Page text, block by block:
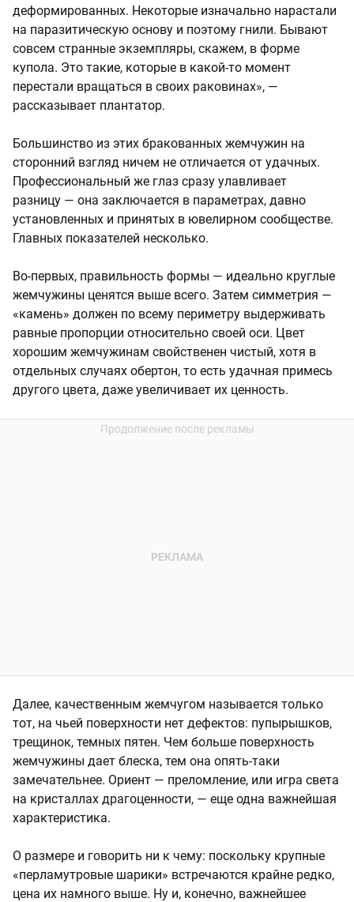
деформированных. Некоторые изначально нарастали
на паразитическую основу и поэтому гнили. Бывают
совсем странные экземпляры, скажем, в форме
купола. Это такие, которые в какой-то момент
перестали вращаться в своих раковинах», —
рассказывает плантатор.
Большинство из этих бракованных жемчужин на
сторонний взгляд ничем не отличается от удачных.
Профессиональный же глаз сразу улавливает
разницу — она заключается в параметрах, давно
установленных и принятых в ювелирном сообществе.
Главных показателей несколько.
Во-первых, правильность формы — идеально круглые
жемчужины ценятся выше всего. Затем симметрия —
«камень» должен по всему периметру выдерживать
равные пропорции относительно своей оси. Цвет
хорошим жемчужинам свойственен чистый, хотя в
отдельных случаях обертон, то есть удачная примесь
другого цвета, даже увеличивает их ценность.
Далее, качественным жемчугом называется только
тот, на чьей поверхности нет дефектов: пупырышков,
трещинок, темных пятен. Чем больше поверхность
жемчужины дает блеска, тем она опять-таки
замечательнее. Ориент — преломление, или игра света
на кристаллах драгоценности, — еще одна важнейшая
характеристика.
О размере и говорить ни к чему: поскольку крупные
«перламутровые шарики» встречаются крайне редко,
цена их намного выше. Ну и, конечно, важнейшее